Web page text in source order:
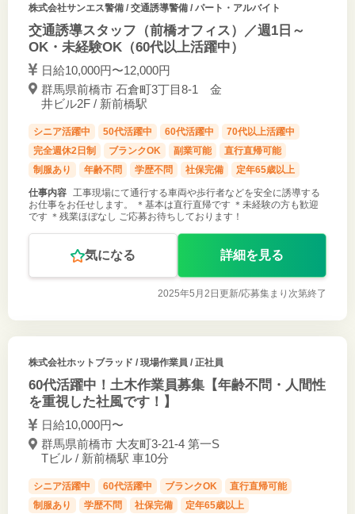
株式会社サンエス警備/ 交通誘導警備 / パート・アルバイト
交通誘導スタッフ（前橋オフィス）／週1日～
OK・未経験OK（60代以上活躍中）
日給10,000円〜12,000円
群馬県前橋市 石倉町3丁目8-1 金
井ビル2F / 新前橋駅
シニア活躍中 50代活躍中 60代活躍中
70代以上活躍中
完全週休2日制
ブランクOK 副業可能
直行直帰可能
制服あり
年齢不問 学歴不問 社保完備 定年65歳以上
仕事内容
工事現場にて通行する車両や歩行者などを安全に誘導する
お仕事をお任せします。 ＊基本は直行直帰です ＊未経験の方も歓迎
です ＊残業ほぼなし ご応募お待ちしております！
気になる 詳細を見る
2025年5月2日更新/応募集まり次第終了
株式会社ホットブラッド / 現場作業員 / 正社員
60代活躍中！土木作業員募集【年齢不問・人間性
を重視した社風です！】
日給10,000円〜
群馬県前橋市 大友町3-21-4 第一S
Tビル / 新前橋駅 車10分
シニア活躍中 60代活躍中 ブランクOK
直行直帰可能
制服あり
学歴不問 社保完備 定年65歳以上